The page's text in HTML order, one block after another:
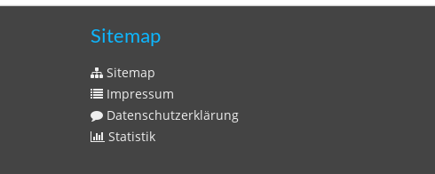
Sitemap
Sitemap
Impressum
Datenschutzerklärung
Statistik